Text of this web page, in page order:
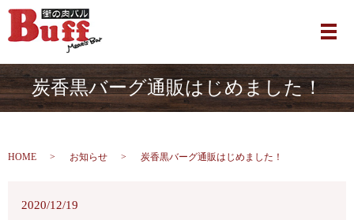
メ
炭香黒バーグ通販はじめました！
HOME お知らせ 炭香黒バーグ通販はじめました！
2020/12/19